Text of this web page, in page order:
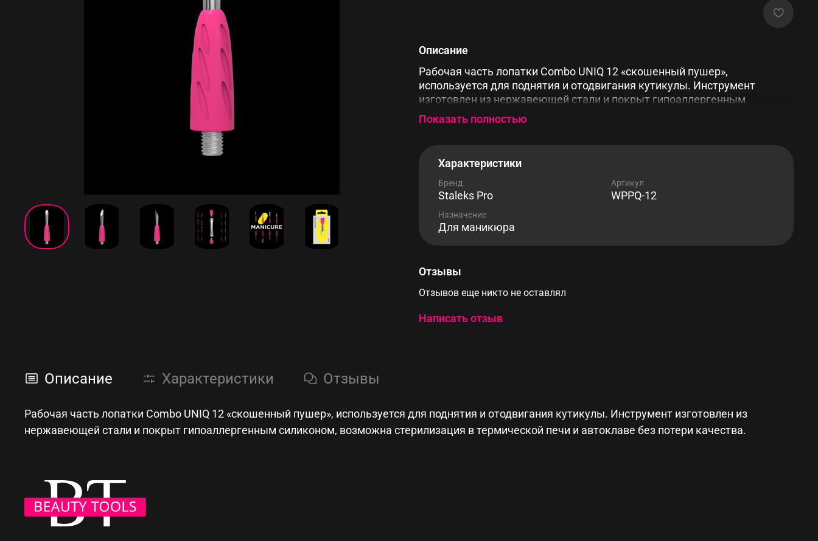
Описание
Рабочая часть лопатки Combo UNIQ 12 «скошенный пушер»,
используется для поднятия и отодвигания кутикулы. Инструмент
изготовлен из нержавеющей стали и покрыт гипоаллергенным
силиконом, возможна стерилизация в термической печи и автоклаве
без потери качества.
Показать полностью
Характеристики
Бренд
Staleks Pro
Артикул
WPPQ-12
Назначение
Для маникюра
Отзывы
Отзывов еще никто не оставлял
Написать отзыв
Описание Характеристики Отзывы
Рабочая часть лопатки Combo UNIQ 12 «скошенный пушер», используется для поднятия и отодвигания кутикулы. Инструмент изготовлен из
нержавеющей стали и покрыт гипоаллергенным силиконом, возможна стерилизация в термической печи и автоклаве без потери качества.